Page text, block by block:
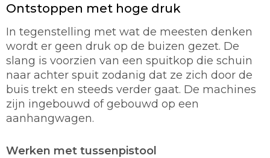
Ontstoppen met hoge druk
In tegenstelling met wat de meesten denken
wordt er geen druk op de buizen gezet. De
slang is voorzien van een spuitkop die schuin
naar achter spuit zodanig dat ze zich door de
buis trekt en steeds verder gaat. De machines
zijn ingebouwd of gebouwd op een
aanhangwagen.
Werken met tussenpistool